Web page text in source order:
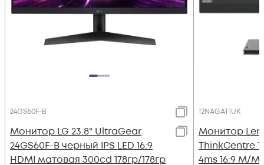
24GS60F-B
Монитор LG 23.8" UltraGear
24GS60F-B черный IPS LED 16:9
HDMI матовая 300cd 178гр/178гр
12NAGAT1UK
Монитор
ThinkCentre
4ms 16:9 M/